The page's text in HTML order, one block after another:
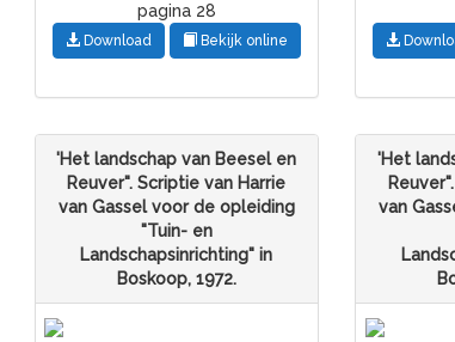
pagina 28
Download Bekijk online
'Het landschap van Beesel en
Reuver". Scriptie van Harrie
van Gassel voor de opleiding
"Tuin- en
Landschapsinrichting" in
Boskoop, 1972.
'Het
van